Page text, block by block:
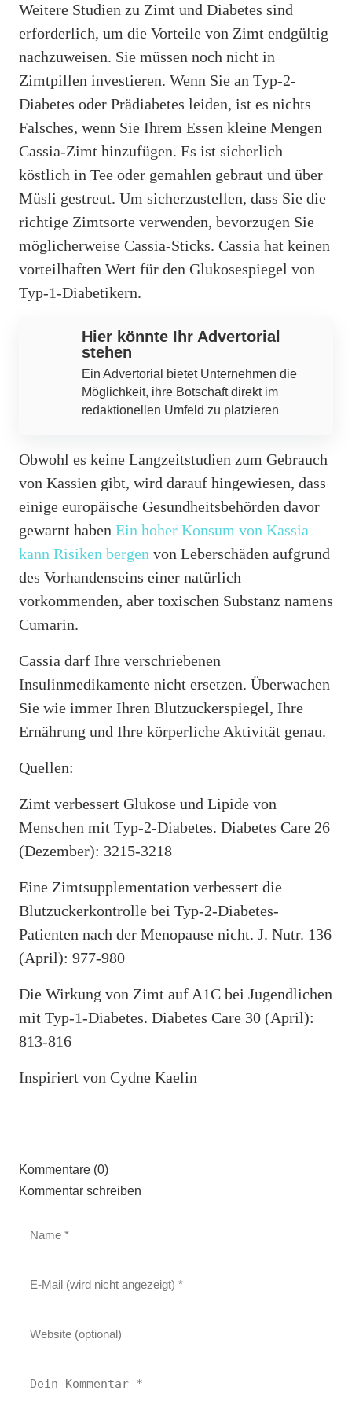
Weitere Studien zu Zimt und Diabetes sind
erforderlich, um die Vorteile von Zimt endgültig
nachzuweisen. Sie müssen noch nicht in
Zimtpillen investieren. Wenn Sie an Typ-2-
Diabetes oder Prädiabetes leiden, ist es nichts
Falsches, wenn Sie Ihrem Essen kleine Mengen
Cassia-Zimt hinzufügen. Es ist sicherlich
köstlich in Tee oder gemahlen gebraut und über
Müsli gestreut. Um sicherzustellen, dass Sie die
richtige Zimtsorte verwenden, bevorzugen Sie
möglicherweise Cassia-Sticks. Cassia hat keinen
vorteilhaften Wert für den Glukosespiegel von
Typ-1-Diabetikern.
Hier könnte Ihr Advertorial
stehen
Ein Advertorial bietet Unternehmen die
Möglichkeit, ihre Botschaft direkt im
redaktionellen Umfeld zu platzieren
Obwohl es keine Langzeitstudien zum Gebrauch
von Kassien gibt, wird darauf hingewiesen, dass
einige europäische Gesundheitsbehörden davor
gewarnt haben Ein hoher Konsum von Kassia
kann Risiken bergen von Leberschäden aufgrund
des Vorhandenseins einer natürlich
vorkommenden, aber toxischen Substanz namens
Cumarin.
Cassia darf Ihre verschriebenen
Insulinmedikamente nicht ersetzen. Überwachen
Sie wie immer Ihren Blutzuckerspiegel, Ihre
Ernährung und Ihre körperliche Aktivität genau.
Quellen:
Zimt verbessert Glukose und Lipide von
Menschen mit Typ-2-Diabetes. Diabetes Care 26
(Dezember): 3215-3218
Eine Zimtsupplementation verbessert die
Blutzuckerkontrolle bei Typ-2-Diabetes-
Patienten nach der Menopause nicht. J. Nutr. 136
(April): 977-980
Die Wirkung von Zimt auf A1C bei Jugendlichen
mit Typ-1-Diabetes. Diabetes Care 30 (April):
813-816
Inspiriert von Cydne Kaelin
Kommentare (0)
Kommentar schreiben